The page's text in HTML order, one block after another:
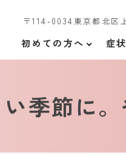
〒114-0034東京都北区
初めての方へ 症
季節に